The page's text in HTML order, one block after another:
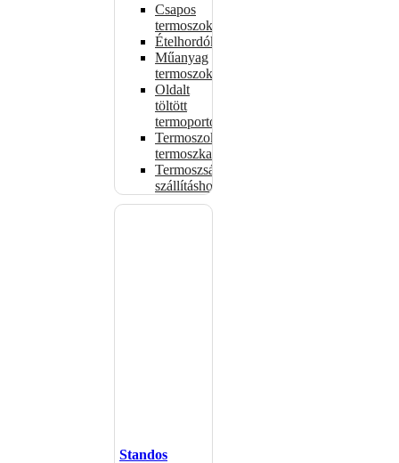
Csapos
termoszok
Ételhordók
Műanyag
termoszok
Oldalt
töltött
termoportok
Termoszok,
termoszkannák
Termoszsákok
szállításhoz
Standos